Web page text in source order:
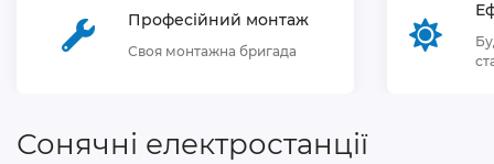
Професійний монтаж
Своя монтажна бригада
Сонячні електростанції